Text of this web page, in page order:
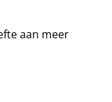
aan meer